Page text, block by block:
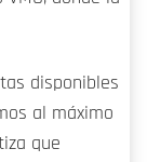
disponibles
al máximo
que